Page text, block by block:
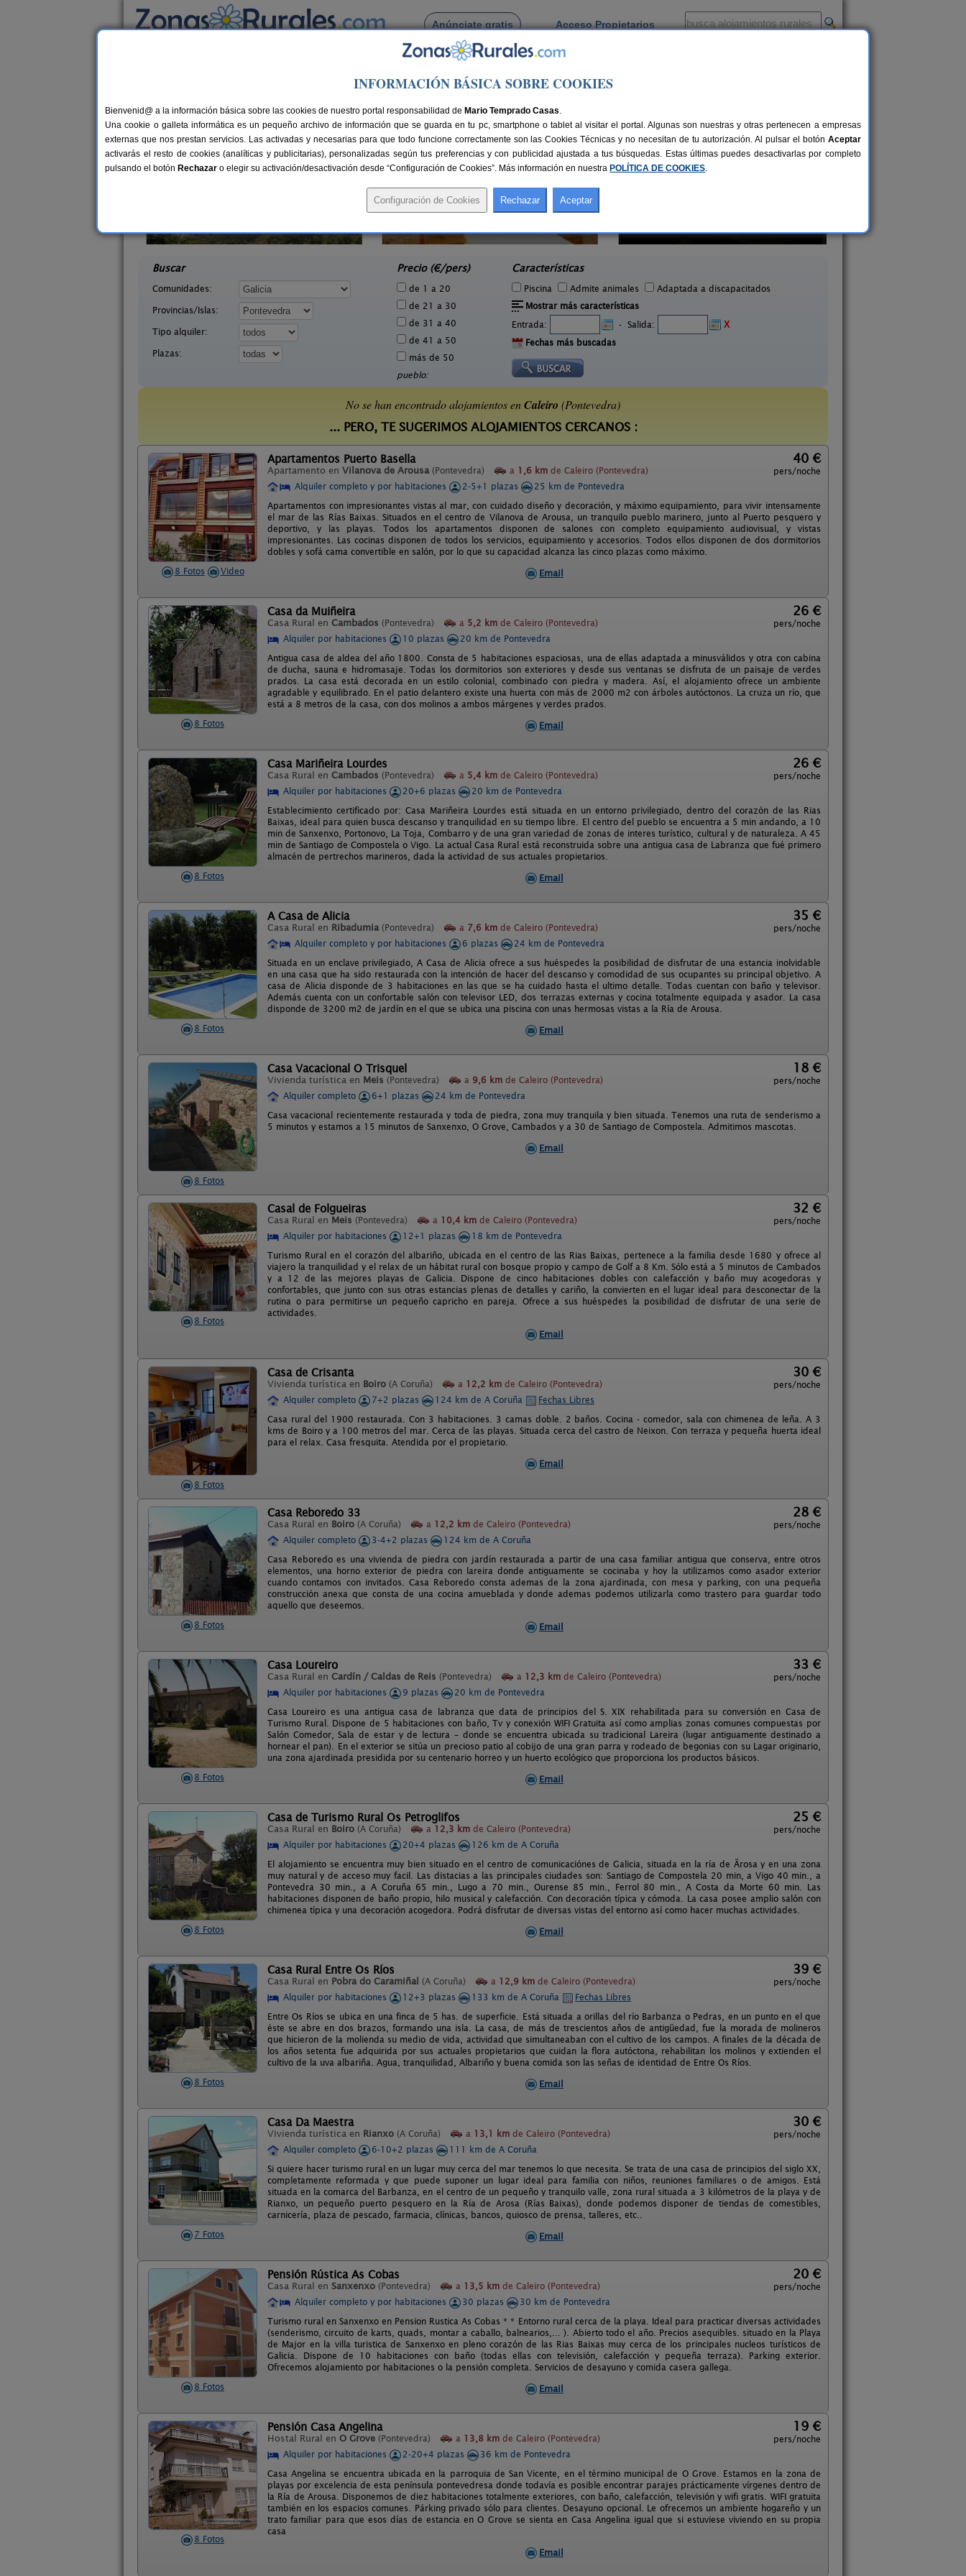
Anúnciate gratis Acceso Propietarios
Busca por pueblo
Casas Rurales cerca de Caleiro
21 €
Casa Rural Outeiro
Buscar
Comunidades:
Provincias/Islas:
Tipo alquiler:
Plazas:
Precio (€/pers)
de 1 a 20
de 21 a 30
de 31 a 40
de 41 a 50
más de 50
pueblo:
Características
Piscina Admite animales
Adaptada a discapacitados
Mostrar más características
Entrada:
- Salida:
X
Fechas más buscadas
No se han encontrado alojamientos enCaleiro (Pontevedra)
... PERO, TE SUGERIMOS ALOJAMIENTOS CERCANOS :
8 Fotos Video
Apartamentos Puerto Basella
Apartamento en Vilanova de Arousa (Pontevedra) a 1,6 km de Caleiro (Pontevedra)
40 €
pers/noche
Alquiler completo y por habitaciones
2-5+1 plazas
25 km de Pontevedra
Apartamentos con impresionantes vistas al mar, con cuidado diseño y decoración, y máximo equipamiento, para vivir intensamente
el mar de las Rías Baixas. Situados en el centro de Vilanova de Arousa, un tranquilo pueblo marinero, junto al Puerto pesquero y
deportivo, y las playas. Todos los apartamentos disponen de salones con completo equipamiento audiovisual, y vistas
impresionantes. Las cocinas disponen de todos los servicios, equipamiento y accesorios. Todos ellos disponen de dos dormitorios
dobles y sofá cama convertible en salón, por lo que su capacidad alcanza las cinco plazas como máximo.
Email
8 Fotos
Casa da Muiñeira
Casa Rural en Cambados (Pontevedra) a 5,2 km de Caleiro (Pontevedra)
26 €
pers/noche
Alquiler por habitaciones
10 plazas
20 km de Pontevedra
Antigua casa de aldea del año 1800. Consta de 5 habitaciones espaciosas, una de ellas adaptada a minusválidos y otra con cabina
de ducha, sauna e hidromasaje. Todas los dormitorios son exteriores y desde sus ventanas se disfruta de un paisaje de verdes
prados. La casa está decorada en un estilo colonial, combinado con piedra y madera. Así, el alojamiento ofrece un ambiente
agradable y equilibrado. En el patio delantero existe una huerta con más de 2000 m2 con árboles autóctonos. La cruza un río, que
está a 8 metros de la casa, con dos molinos a ambos márgenes y verdes prados.
Email
8 Fotos
Casa Mariñeira Lourdes
Casa Rural en Cambados (Pontevedra) a 5,4 km de Caleiro (Pontevedra)
26 €
pers/noche
Alquiler por habitaciones
20+6 plazas
20 km de Pontevedra
Establecimiento certificado por: Casa Mariñeira Lourdes está situada en un entorno privilegiado, dentro del corazón de las Rias
Baixas, ideal para quien busca descanso y tranquilidad en su tiempo libre. El centro del pueblo se encuentra a 5 min andando, a 10
min de Sanxenxo, Portonovo, La Toja, Combarro y de una gran variedad de zonas de interes turístico, cultural y de naturaleza. A 45
min de Santiago de Compostela o Vigo. La actual Casa Rural está reconstruida sobre una antigua casa de Labranza que fué primero
almacén de pertrechos marineros, dada la actividad de sus actuales propietarios.
Email
8 Fotos
A Casa de Alicia
Casa Rural en Ribadumia (Pontevedra) a 7,6 km de Caleiro (Pontevedra)
35 €
pers/noche
Alquiler completo y por habitaciones
6 plazas
24 km de Pontevedra
Situada en un enclave privilegiado, A Casa de Alicia ofrece a sus huéspedes la posibilidad de disfrutar de una estancia inolvidable
en una casa que ha sido restaurada con la intención de hacer del descanso y comodidad de sus ocupantes su principal objetivo. A
casa de Alicia disponde de 3 habitaciones en las que se ha cuidado hasta el ultimo detalle. Todas cuentan con baño y televisor.
Además cuenta con un confortable salón con televisor LED, dos terrazas externas y cocina totalmente equipada y asador. La casa
disponde de 3200 m2 de jardín en el que se ubica una piscina con unas hermosas vistas a la Ría de Arousa.
Email
8 Fotos
Casa Vacacional O Trisquel
Vivienda turística en Meis (Pontevedra) a 9,6 km de Caleiro (Pontevedra)
18 €
pers/noche
Alquiler completo
6+1 plazas
24 km de Pontevedra
Casa vacacional recientemente restaurada y toda de piedra, zona muy tranquila y bien situada. Tenemos una ruta de senderismo a
5 minutos y estamos a 15 minutos de Sanxenxo, O Grove, Cambados y a 30 de Santiago de Compostela. Admitimos mascotas.
Email
8 Fotos
Casal de Folgueiras
Casa Rural en Meis (Pontevedra) a 10,4 km de Caleiro (Pontevedra)
32 €
pers/noche
Alquiler por habitaciones
12+1 plazas
18 km de Pontevedra
Turismo Rural en el corazón del albariño, ubicada en el centro de las Rias Baixas, pertenece a la familia desde 1680 y ofrece al
viajero la tranquilidad y el relax de un hábitat rural con bosque propio y campo de Golf a 8 Km. Sólo está a 5 minutos de Cambados
y a 12 de las mejores playas de Galicia. Dispone de cinco habitaciones dobles con calefacción y baño muy acogedoras y
confortables, que junto con sus otras estancias plenas de detalles y cariño, la convierten en el lugar ideal para desconectar de la
rutina o para permitirse un pequeño capricho en pareja. Ofrece a sus huéspedes la posibilidad de disfrutar de una serie de
actividades.
Email
8 Fotos
Casa de Crisanta
Vivienda turística en Boiro (A Coruña) a 12,2 km de Caleiro (Pontevedra)
30 €
pers/noche
Alquiler completo
7+2 plazas 124 km de A Coruña
Fechas Libres
Casa rural del 1900 restaurada. Con 3 habitaciones. 3 camas doble. 2 baños. Cocina - comedor, sala con chimenea de leña. A 3
kms de Boiro y a 100 metros del mar. Cerca de las playas. Situada cerca del castro de Neixon. Con terraza y pequeña huerta ideal
para el relax. Casa fresquita. Atendida por el propietario.
Email
8 Fotos
Casa Reboredo 33
Casa Rural en Boiro (A Coruña) a 12,2 km de Caleiro (Pontevedra)
28 €
pers/noche
Alquiler completo
3-4+2 plazas
124 km de A Coruña
Casa Reboredo es una vivienda de piedra con jardín restaurada a partir de una casa familiar antigua que conserva, entre otros
elementos, una horno exterior de piedra con lareira donde antiguamente se cocinaba y hoy la utilizamos como asador exterior
cuando contamos con invitados. Casa Reboredo consta ademas de la zona ajardinada, con mesa y parking, con una pequeña
construcción anexa que consta de una cocina amueblada y donde ademas podemos utilizarla como trastero para guardar todo
aquello que deseemos.
Email
8 Fotos
Casa Loureiro
Casa Rural en Cardín / Caldas de Reis (Pontevedra) a 12,3 km de Caleiro (Pontevedra)
33 €
pers/noche
Alquiler por habitaciones
9 plazas
20 km de Pontevedra
Casa Loureiro es una antigua casa de labranza que data de principios del S. XIX rehabilitada para su conversión en Casa de
Turismo Rural. Dispone de 5 habitaciones con baño, Tv y conexión WIFI Gratuita así como amplias zonas comunes compuestas por
Salón Comedor, Sala de estar y de lectura – donde se encuentra ubicada su tradicional Lareira (lugar antiguamente destinado a
hornear el pan). En el exterior se sitúa un precioso patio al cobijo de una gran parra y rodeado de begonias con su Lagar originario,
una zona ajardinada presidida por su centenario horreo y un huerto ecológico que proporciona los productos básicos.
Email
8 Fotos
Casa de Turismo Rural Os Petroglifos
Casa Rural en Boiro (A Coruña) a 12,3 km de Caleiro (Pontevedra)
25 €
pers/noche
Alquiler por habitaciones
20+4 plazas
126 km de A Coruña
El alojamiento se encuentra muy bien situado en el centro de comunicaciónes de Galicia, situada en la ría de Ärosa y en una zona
muy natural y de acceso muy facil. Las distacias a las principales ciudades son: Santiago de Compostela 20 min, a Vigo 40 min., a
Pontevedra 30 min., a A Coruña 65 min., Lugo a 70 min., Ourense 85 min., Ferrol 80 min., A Costa da Morte 60 min. Las
habitaciones disponen de baño propio, hilo musical y calefacción. Con decoración típica y cómoda. La casa posee amplio salón con
chimenea típica y una decoración acogedora. Podrá disfrutar de diversas vistas del entorno así como hacer muchas actividades.
Email
8 Fotos
Casa Rural Entre Os Ríos
Casa Rural en Pobra do Caramiñal (A Coruña) a 12,9 km de Caleiro (Pontevedra)
39 €
pers/noche
Alquiler por habitaciones
12+3 plazas 133 km de A Coruña
Fechas Libres
Entre Os Ríos se ubica en una finca de 5 has. de superficie. Está situada a orillas del río Barbanza o Pedras, en un punto en el que
éste se abre en dos brazos, formando una isla. La casa, de más de trescientos años de antigüedad, fue la morada de molineros
que hicieron de la molienda su medio de vida, actividad que simultaneaban con el cultivo de los campos. A finales de la década de
los años setenta fue adquirida por sus actuales propietarios que cuidan la flora autóctona, rehabilitan los molinos y extienden el
cultivo de la uva albariña. Agua, tranquilidad, Albariño y buena comida son las señas de identidad de Entre Os Ríos.
Email
7 Fotos
Casa Da Maestra
Vivienda turística en Rianxo (A Coruña) a 13,1 km de Caleiro (Pontevedra)
30 €
pers/noche
Alquiler completo
6-10+2 plazas
111 km de A Coruña
Si quiere hacer turismo rural en un lugar muy cerca del mar tenemos lo que necesita. Se trata de una casa de principios del siglo XX,
completamente reformada y que puede suponer un lugar ideal para familia con niños, reuniones familiares o de amigos. Está
situada en la comarca del Barbanza, en el centro de un pequeño y tranquilo valle, zona rural situada a 3 kilómetros de la playa y de
Rianxo, un pequeño puerto pesquero en la Ría de Arosa (Rías Baixas), donde podemos disponer de tiendas de comestibles,
carnicería, plaza de pescado, farmacia, clínicas, bancos, quiosco de prensa, talleres, etc..
Email
8 Fotos
Pensión Rústica As Cobas
Casa Rural en Sanxenxo (Pontevedra) a 13,5 km de Caleiro (Pontevedra)
20 €
pers/noche
Alquiler completo y por habitaciones
30 plazas
30 km de Pontevedra
Turismo rural en Sanxenxo en Pension Rustica As Cobas * * Entorno rural cerca de la playa. Ideal para practicar diversas actividades
(senderismo, circuito de karts, quads, montar a caballo, balnearios,... ). Abierto todo el año. Precios asequibles. situado en la Playa
de Major en la villa turistica de Sanxenxo en pleno corazón de las Rias Baixas muy cerca de los principales nucleos turísticos de
Galicia. Dispone de 10 habitaciones con baño (todas ellas con televisión, calefacción y pequeña terraza). Parking exterior.
Ofrecemos alojamiento por habitaciones o la pensión completa. Servicios de desayuno y comida casera gallega.
Email
8 Fotos
Pensión Casa Angelina
Hostal Rural en O Grove (Pontevedra) a 13,8 km de Caleiro (Pontevedra)
19 €
pers/noche
Alquiler por habitaciones
2-20+4 plazas
36 km de Pontevedra
Casa Angelina se encuentra ubicada en la parroquia de San Vicente, en el término municipal de O Grove. Estamos en la zona de
playas por excelencia de esta península pontevedresa donde todavía es posible encontrar parajes prácticamente vírgenes dentro de
la Ría de Arousa. Disponemos de diez habitaciones totalmente exteriores, con baño, calefacción, televisión y wifi gratis. WIFI gratuita
también en los espacios comunes. Párking privado sólo para clientes. Desayuno opcional. Le ofrecemos un ambiente hogareño y un
trato familiar para que esos días de estancia en O Grove se sienta en Casa Angelina igual que si estuviese viviendo en su propia
casa
Email
INFORMACIÓN BÁSICA SOBRE COOKIES
Bienvenid@ a la información básica sobre las cookies de nuestro portal responsabilidad de Mario Temprado Casas.
Una cookie o galleta informática es un pequeño archivo de información que se guarda en tu pc, smartphone o tablet al visitar el portal. Algunas son nuestras y otras pertenecen a empresas
externas que nos prestan servicios. Las activadas y necesarias para que todo funcione correctamente son las Cookies Técnicas y no necesitan de tu autorización. Al pulsar el botón Aceptar
activarás el resto de cookies (analíticas y publicitarias), personalizadas según tus preferencias y con publicidad ajustada a tus búsquedas. Estas últimas puedes desactivarlas por completo
pulsando el botón Rechazar o elegir su activación/desactivación desde “Configuración de Cookies”. Más información en nuestra POLÍTICA DE COOKIES.